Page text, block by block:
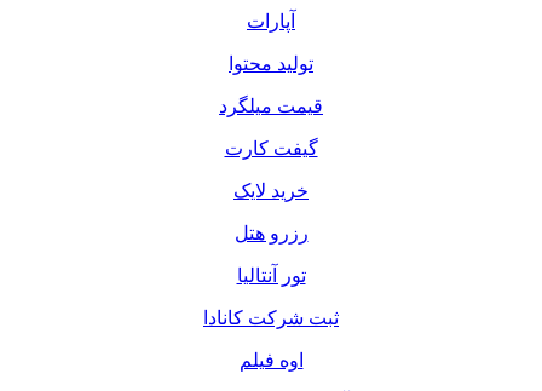
آپارات
تولید محتوا
قیمت میلگرد
گیفت کارت
خرید لایک
رزرو هتل
تور آنتالیا
ثبت شرکت کانادا
اوه فیلم